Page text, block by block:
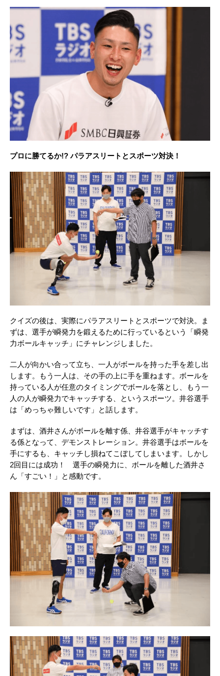
プロに勝てるか!? パラアスリートとスポーツ対決！
クイズの後は、実際にパラアスリートとスポーツで対決。ま
ずは、選手が瞬発力を鍛えるために行っているという「瞬発
力ボールキャッチ」にチャレンジしました。
二人が向かい合って立ち、一人がボールを持った手を差し出
します。もう一人は、その手の上に手を重ねます。ボールを
持っている人が任意のタイミングでボールを落とし、もう一
人の人が瞬発力でキャッチする、というスポーツ。井谷選手
は「めっちゃ難しいです」と話します。
まずは、酒井さんがボールを離す係、井谷選手がキャッチす
る係となって、デモンストレーション。井谷選手はボールを
手にするも、キャッチし損ねてこぼしてしまいます。しかし
2回目には成功！ 選手の瞬発力に、ボールを離した酒井さ
ん「すごい！」と感動です。